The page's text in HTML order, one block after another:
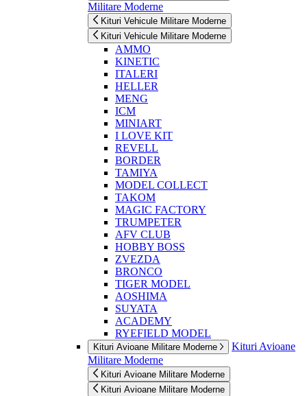
Militare Moderne
Kituri Vehicule Militare Moderne
Kituri Vehicule Militare Moderne
AMMO
KINETIC
ITALERI
HELLER
MENG
ICM
MINIART
I LOVE KIT
REVELL
BORDER
TAMIYA
MODEL COLLECT
TAKOM
MAGIC FACTORY
TRUMPETER
AFV CLUB
HOBBY BOSS
ZVEZDA
BRONCO
TIGER MODEL
AOSHIMA
SUYATA
ACADEMY
RYEFIELD MODEL
Kituri Avioane Militare Moderne
Kituri Avioane
Militare Moderne
Kituri Avioane Militare Moderne
Kituri Avioane Militare Moderne